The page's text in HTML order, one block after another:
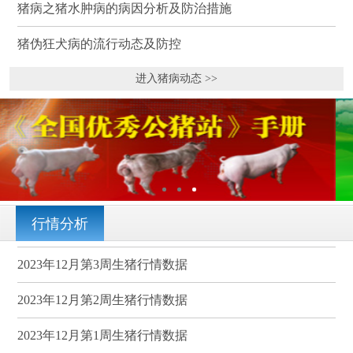
猪病之猪水肿病的病因分析及防治措施
猪伪狂犬病的流行动态及防控
进入猪病动态 >>
行情分析
2023年12月第3周生猪行情数据
2023年12月第2周生猪行情数据
2023年12月第1周生猪行情数据